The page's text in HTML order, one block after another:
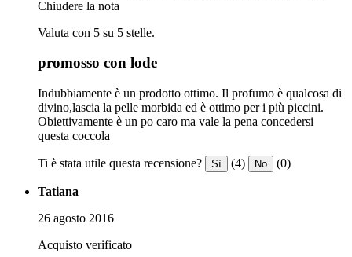
Chiudere la nota
Valuta con 5 su 5 stelle.
promosso con lode
Indubbiamente è un prodotto ottimo. Il profumo è qualcosa di
divino,lascia la pelle morbida ed è ottimo per i più piccini.
Obiettivamente è un po caro ma vale la pena concedersi
questa coccola
Ti è stata utile questa recensione? Sì (4) No (0)
Tatiana
26 agosto 2016
Acquisto verificato